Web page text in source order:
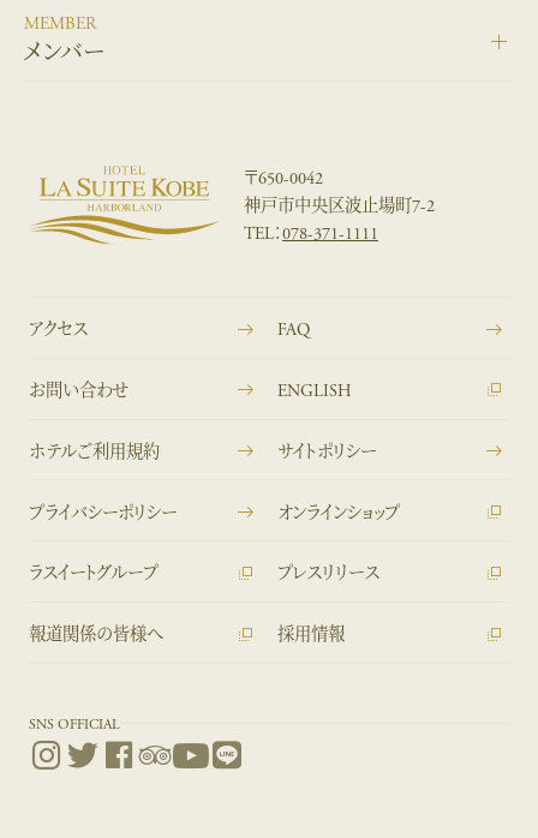
MEMBER
メンバー
〒650-0042
神戸市中央区波止場町7-2
TEL：078-371-1111
アクセス FAQ
お問い合わせ ENGLISH
ホテルご利用規約 サイトポリシー
プライバシーポリシー オンラインショップ
ラスイートグループ プレスリリース
報道関係の皆様へ 採用情報
SNS OFFICIAL